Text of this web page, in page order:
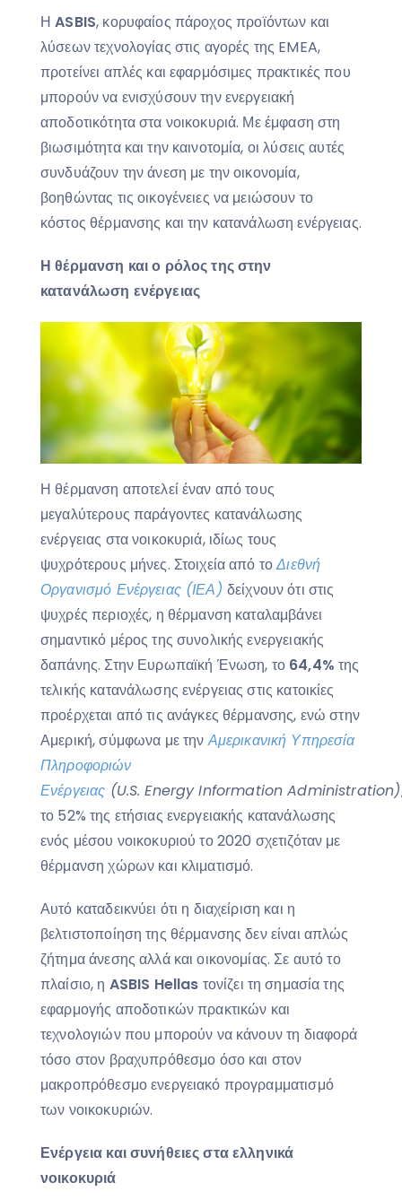
ΗASBIS, κορυφαίος πάροχος προϊόντων και
λύσεων τεχνολογίας στις αγορές της EMEA,
προτείνει απλές και εφαρμόσιμες πρακτικές που
μπορούν να ενισχύσουν την ενεργειακή
αποδοτικότητα στα νοικοκυριά. Με έμφαση στη
βιωσιμότητα και την καινοτομία, οι λύσεις αυτές
συνδυάζουν την άνεση με την οικονομία,
βοηθώντας τις οικογένειες να μειώσουν το
κόστος θέρμανσης και την κατανάλωση ενέργειας.
Η θέρμανση και ο ρόλος της στην
κατανάλωση ενέργειας
Η θέρμανση αποτελεί έναν από τους
μεγαλύτερους παράγοντες κατανάλωσης
ενέργειας στα νοικοκυριά, ιδίως τους
ψυχρότερους μήνες. Στοιχεία από τοΔιεθνή
Οργανισμό Ενέργειας (ΙΕΑ) δείχνουν ότι στις
ψυχρές περιοχές, η θέρμανση καταλαμβάνει
σημαντικό μέρος της συνολικής ενεργειακής
δαπάνης. Στην Ευρωπαϊκή Ένωση, το 64,4% της
τελικής κατανάλωσης ενέργειας στις κατοικίες
προέρχεται από τις ανάγκες θέρμανσης, ενώ στην
Αμερική, σύμφωνα με τηνΑμερικανική Υπηρεσία
Πληροφοριών
Ενέργειας (U.S. Energy Information Administration)
το 52% της ετήσιας ενεργειακής κατανάλωσης
ενός μέσου νοικοκυριού το 2020 σχετιζόταν με
θέρμανση χώρων και κλιματισμό.
Αυτό καταδεικνύει ότι η διαχείριση και η
βελτιστοποίηση της θέρμανσης δεν είναι απλώς
ζήτημα άνεσης αλλά και οικονομίας. Σε αυτό το
πλαίσιο, η ASBIS Hellas τονίζει τη σημασία της
εφαρμογής αποδοτικών πρακτικών και
τεχνολογιών που μπορούν να κάνουν τη διαφορά
τόσο στον βραχυπρόθεσμο όσο και στον
μακροπρόθεσμο ενεργειακό προγραμματισμό
των νοικοκυριών.
Ενέργεια και συνήθειες στα ελληνικά
νοικοκυριά